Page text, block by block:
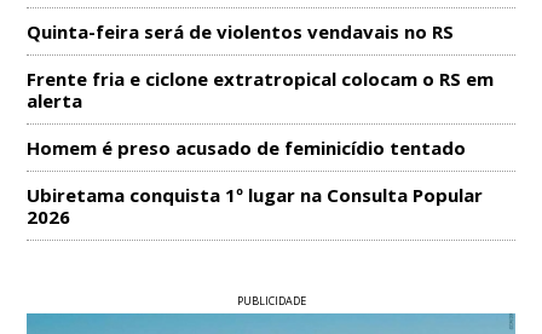
Quinta-feira será de violentos vendavais no RS
Frente fria e ciclone extratropical colocam o RS em
alerta
Homem é preso acusado de feminicídio tentado
Ubiretama conquista 1º lugar na Consulta Popular
2026
PUBLICIDADE